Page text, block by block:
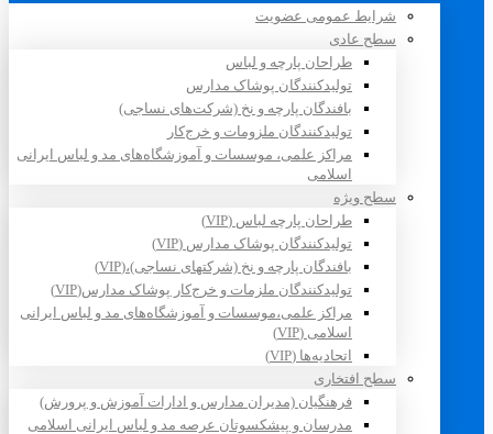
شرایط عمومی عضویت
سطح عادی
طراحان پارچه و لباس
تولیدکنندگان پوشاک مدارس
بافندگان پارچه و نخ (شرکت‌های نساجی)
تولیدکنندگان ملزومات و خرج‌کار
مراکز علمی، موسسات و آموزشگاه‌های مد و لباس ایرانی
اسلامی
سطح ویژه
طراحان پارچه لباس (VIP)
تولیدکنندگان پوشاک مدارس (VIP)
بافندگان پارچه و نخ (شرکتهای نساجی)،(VIP)
تولیدکنندگان ملزمات و خرج‌کار پوشاک مدارس(VIP)
مراکز علمی،موسسات و آموزشگاه‌های مد و لباس ایرانی
اسلامی (VIP)
اتحادیه‌ها (VIP)
سطح افتخاری
فرهنگیان (مدیران مدارس و ادارات آموزش و پرورش)
مدرسان و پیشکسوتان عرصه مد و لباس ایرانی اسلامی